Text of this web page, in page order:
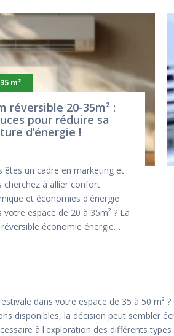
m²
réversible 20-35m² :
pour réduire sa
d’énergie !
êtes un cadre en marketing et
cherchez à allier confort
et économies d'énergie
votre espace de 20 à 35m² ? La
économie énergie…
dans votre espace de 35 à 50
disponibles, la décision peut sembler
à l'exploration des différents